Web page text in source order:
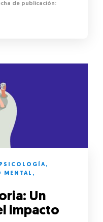
,
MENTAL ,
Un
impacto